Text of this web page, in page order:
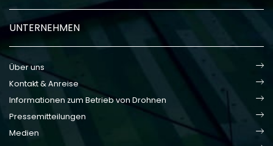
UNTERNEHMEN
Über uns
Kontakt & Anreise
Informationen zum Betrieb von Drohnen
Pressemitteilungen
Medien